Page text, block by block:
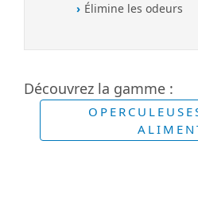
Élimine les odeurs
Découvrez la gamme :